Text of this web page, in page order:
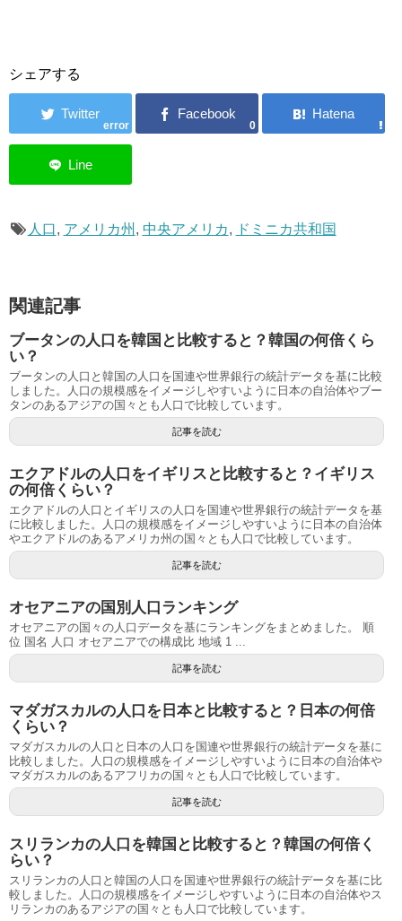
シェアする
error 0
人口, アメリカ州 , 中央アメリカ, ドミニカ共和国
関連記事
ブータンの人口を韓国と比較すると？韓国の何倍くら
い？
ブータンの人口と韓国の人口を国連や世界銀行の統計データを基に比較
しました。人口の規模感をイメージしやすいように日本の自治体やブー
タンのあるアジアの国々とも人口で比較しています。
記事を読む
エクアドルの人口をイギリスと比較すると？イギリス
の何倍くらい？
エクアドルの人口とイギリスの人口を国連や世界銀行の統計データを基
に比較しました。人口の規模感をイメージしやすいように日本の自治体
やエクアドルのあるアメリカ州の国々とも人口で比較しています。
記事を読む
オセアニアの国別人口ランキング
オセアニアの国々の人口データを基にランキングをまとめました。 順
位 国名 人口 オセアニアでの構成比 地域 1 ...
記事を読む
マダガスカルの人口を日本と比較すると？日本の何倍
くらい？
マダガスカルの人口と日本の人口を国連や世界銀行の統計データを基に
比較しました。人口の規模感をイメージしやすいように日本の自治体や
マダガスカルのあるアフリカの国々とも人口で比較しています。
記事を読む
スリランカの人口を韓国と比較すると？韓国の何倍く
らい？
スリランカの人口と韓国の人口を国連や世界銀行の統計データを基に比
較しました。人口の規模感をイメージしやすいように日本の自治体やス
リランカのあるアジアの国々とも人口で比較しています。